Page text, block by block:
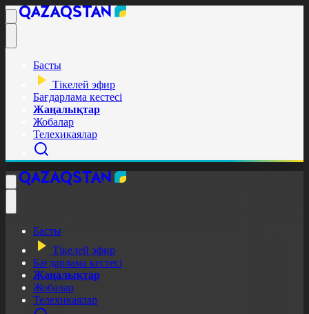
Басты
Тікелей эфир
Бағдарлама кестесі
Жаңалықтар
Жобалар
Телехикаялар
Басты
Тікелей эфир
Бағдарлама кестесі
Жаңалықтар
Жобалар
Телехикаялар